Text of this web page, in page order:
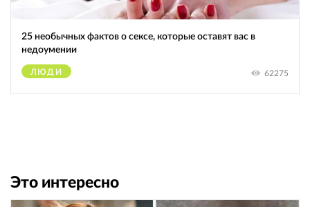
25 необычных фактов о сексе, которые оставят вас в
недоумении
ЛЮДИ 62275
Это интересно